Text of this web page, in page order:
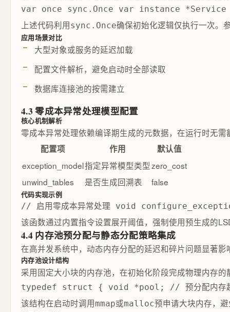
var once sync.Once var instance
上述代码利用sync.Once确保初始化逻辑仅执行一次。
应用场景对比
大型对象或服务的延迟加载
配置文件解析，避免启动时全部读取
数据库连接池的按需建立
4.3 零成本异常处理模型配置
核心机制解析
零成本异常处理依赖编译期生成的元数据，在运行时无
配置项
作用
默认值
exception_model指定异常模型类型zero_cost
unwind_tables
是否生成回溯表 false
代码实现示例
// 启用零成本异常处理 void
该函数通过内置指令设置展开阈值，强制使用预生成的
4.4 内存池预分配与静态分配策略集成
在高并发系统中，动态内存分配的延迟和碎片问题显著
内存池设计结构
采用固定大小块的内存池，在初始化阶段完成物理内存的
typedef struct { void *pool; // 预分配内存
该结构在启动时调用mmap或malloc预申请大块内存，